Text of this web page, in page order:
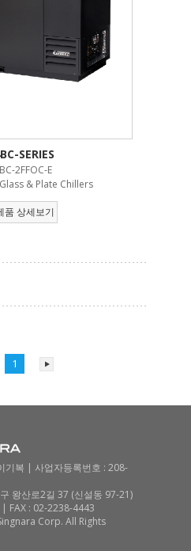
SERIES
2FFOC-E
& Plate Chillers
품 상세보기
1
기복 | 사업자등록번호 : 208-
왕산로2길 37 (신설동 97-21)
FAX : 02-2238-4443
Corp. All Rights